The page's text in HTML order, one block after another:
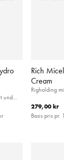
und
Rich
Cream
Righolding
279,00 kr
Basis pris pr.